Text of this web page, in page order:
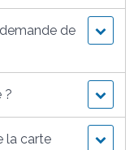
de
?
la carte